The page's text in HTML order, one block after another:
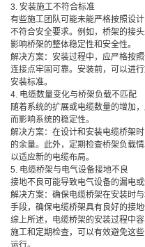
3. 安装施工不符合标准
有些施工团队可能未能严格按照设
不符合安全要求。例如，桥架的接
影响桥架的整体稳定性和安全性。
解决方案：安装过程中，应严格按
连接点牢固可靠。安装前，可以进
安装标准。
4. 电缆数量变化与桥架负载不匹配
随着系统的扩展或电缆数量的增加
而影响系统的稳定性。
解决方案：在设计和安装电缆桥架
的余量。此外，定期检查桥架负载
以适应新的电缆布局。
5. 电缆桥架与电气设备接地不良
接地不良可能导致电气设备的漏电
解决方案：确保电缆桥架在安装时
手段，确保电缆桥架具有良好的接
综上所述，电缆桥架的安装过程中
施工和定期检查，可以有效避免这
运行。